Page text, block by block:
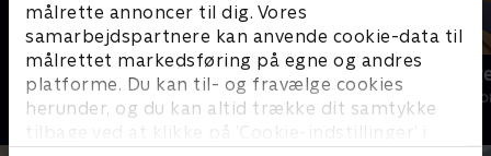
målrette annoncer til dig. Vores
samarbejdspartnere kan anvende cookie-data til
målrettet markedsføring på egne og andres
platforme. Du kan til- og fravælge cookies
herunder, og du kan altid trække dit samtykke
tilbage ved at klikke på ’Cookie-indstillinger’ i
Bjerglægen
Drama • 18 sæsoner
Luftens
Drama • 3